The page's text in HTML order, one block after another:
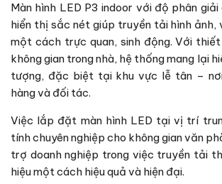
Màn hình LED P3 indoor với độ phân
hiển thị sắc nét giúp truyền tải hình ảnh,
một cách trực quan, sinh động. Với
không gian trong nhà, hệ thống mang lại
tượng, đặc biệt tại khu vực lễ tân –
hàng và đối tác.
Việc lắp đặt màn hình LED tại vị trí
tính chuyên nghiệp cho không gian văn
trợ doanh nghiệp trong việc truyền tải
hiệu một cách hiệu quả và hiện đại.